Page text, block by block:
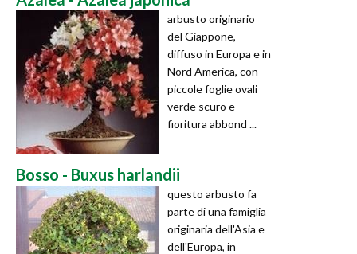
arbusto originario
del Giappone,
diffuso in Europa e in
Nord America, con
piccole foglie ovali
verde scuro e
fioritura abbond ...
Bosso - Buxus harlandii
questo arbusto fa
parte di una famiglia
originaria dell'Asia e
dell'Europa, in